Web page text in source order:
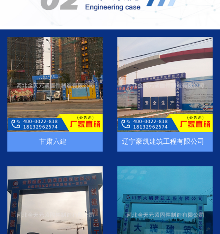
甘肃六建 辽宁豪凯建筑工程有限公司